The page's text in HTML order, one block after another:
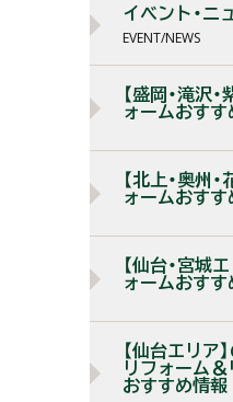
イベント・ニ
EVENT/NEWS
【盛岡・滝沢
ォームおす
【北上・奥州
ォームおす
【仙台・宮城
ォームおす
【仙台エリア
リフォーム
おすすめ情報